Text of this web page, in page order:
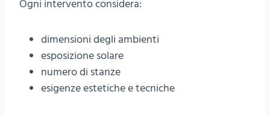
Ogni intervento considera:
dimensioni degli ambienti
esposizione solare
numero di stanze
esigenze estetiche e tecniche